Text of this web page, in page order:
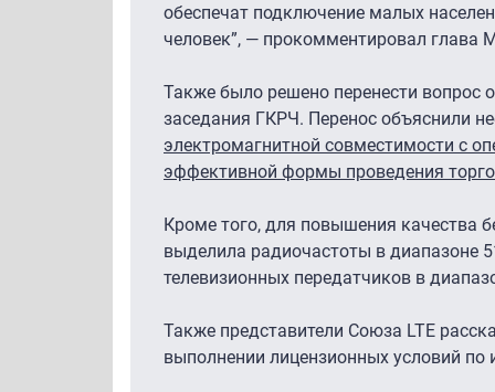
обеспечат подключение малых
человек”, — прокомментировал
Также было решено перенести вопрос
заседания ГКРЧ. Перенос объяснили
электромагнитной совместимости с
эффективной формы проведения
Кроме того, для повышения качества
выделила радиочастоты в диапазоне
телевизионных передатчиков в
Также представители Союза LTE
выполнении лицензионных условий по